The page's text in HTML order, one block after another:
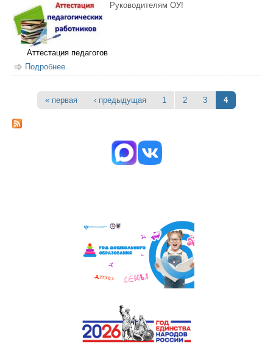
Руководителям ОУ!
Аттестация педагогов
Подробнее
Страницы
« первая ‹ предыдущая 1 2 3 4